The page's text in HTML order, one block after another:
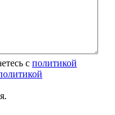
с политикой